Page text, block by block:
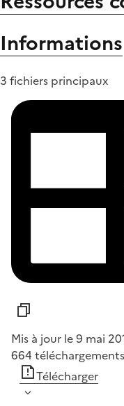
Informations
3 fichiers principaux
Mis à jour le 9 mai
664 téléchargements
Télécharger